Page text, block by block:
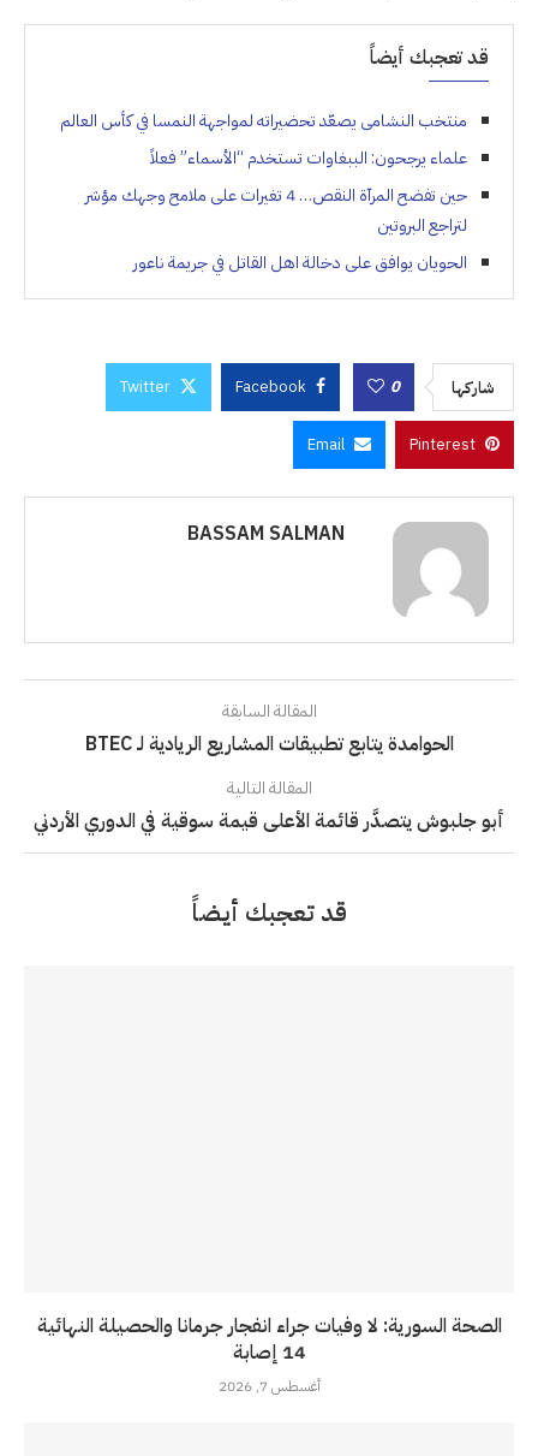
قد تعجبك أيضاً
منتخب النشامى يصعّد تحضيراته لمواجهة النمسا في كأس العالم
علماء يرجحون: الببغاوات تستخدم “الأسماء” فعلاً
حين تفضح المرآة النقص… 4 تغيرات على ملامح وجهك مؤشر
لتراجع البروتين
الحويان يوافق على دخالة اهل القاتل في جريمة ناعور
شاركها 0
Facebook
Twitter
Pinterest
Email
BASSAM SALMAN
المقالة السابقة
الحوامدة يتابع تطبيقات المشاريع الريادية لـ BTEC
المقالة التالية
أبو جلبوش يتصدَّر قائمة الأعلى قيمة سوقية في الدوري الأردني
قد تعجبك أيضاً
الصحة السورية: لا وفيات جراء انفجار جرمانا والحصيلة النهائية
14 إصابة
أغسطس 7, 2026